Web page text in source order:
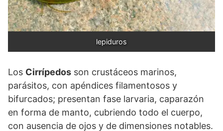
lepiduros
Los Cirrípedos son crustáceos marinos,
parásitos, con apéndices filamentosos y
bifurcados; presentan fase larvaria, caparazón
en forma de manto, cubriendo todo el cuerpo,
con ausencia de ojos y de dimensiones notables.